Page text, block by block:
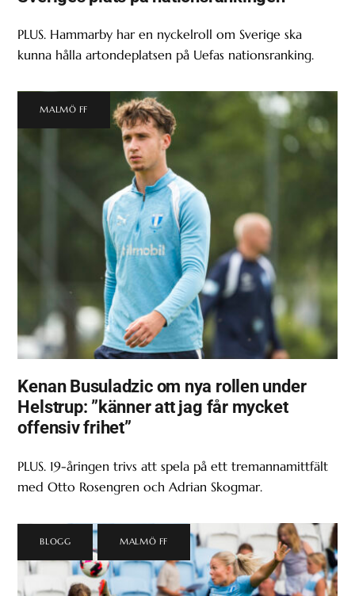
PLUS. Hammarby har en nyckelroll om Sverige ska
kunna hålla artondeplatsen på Uefas nationsranking.
MALMÖ FF
Kenan Busuladzic om nya rollen under
Helstrup: ”känner att jag får mycket
offensiv frihet”
PLUS. 19-åringen trivs att spela på ett tremannamittfält
med Otto Rosengren och Adrian Skogmar.
BLOGG MALMÖ FF